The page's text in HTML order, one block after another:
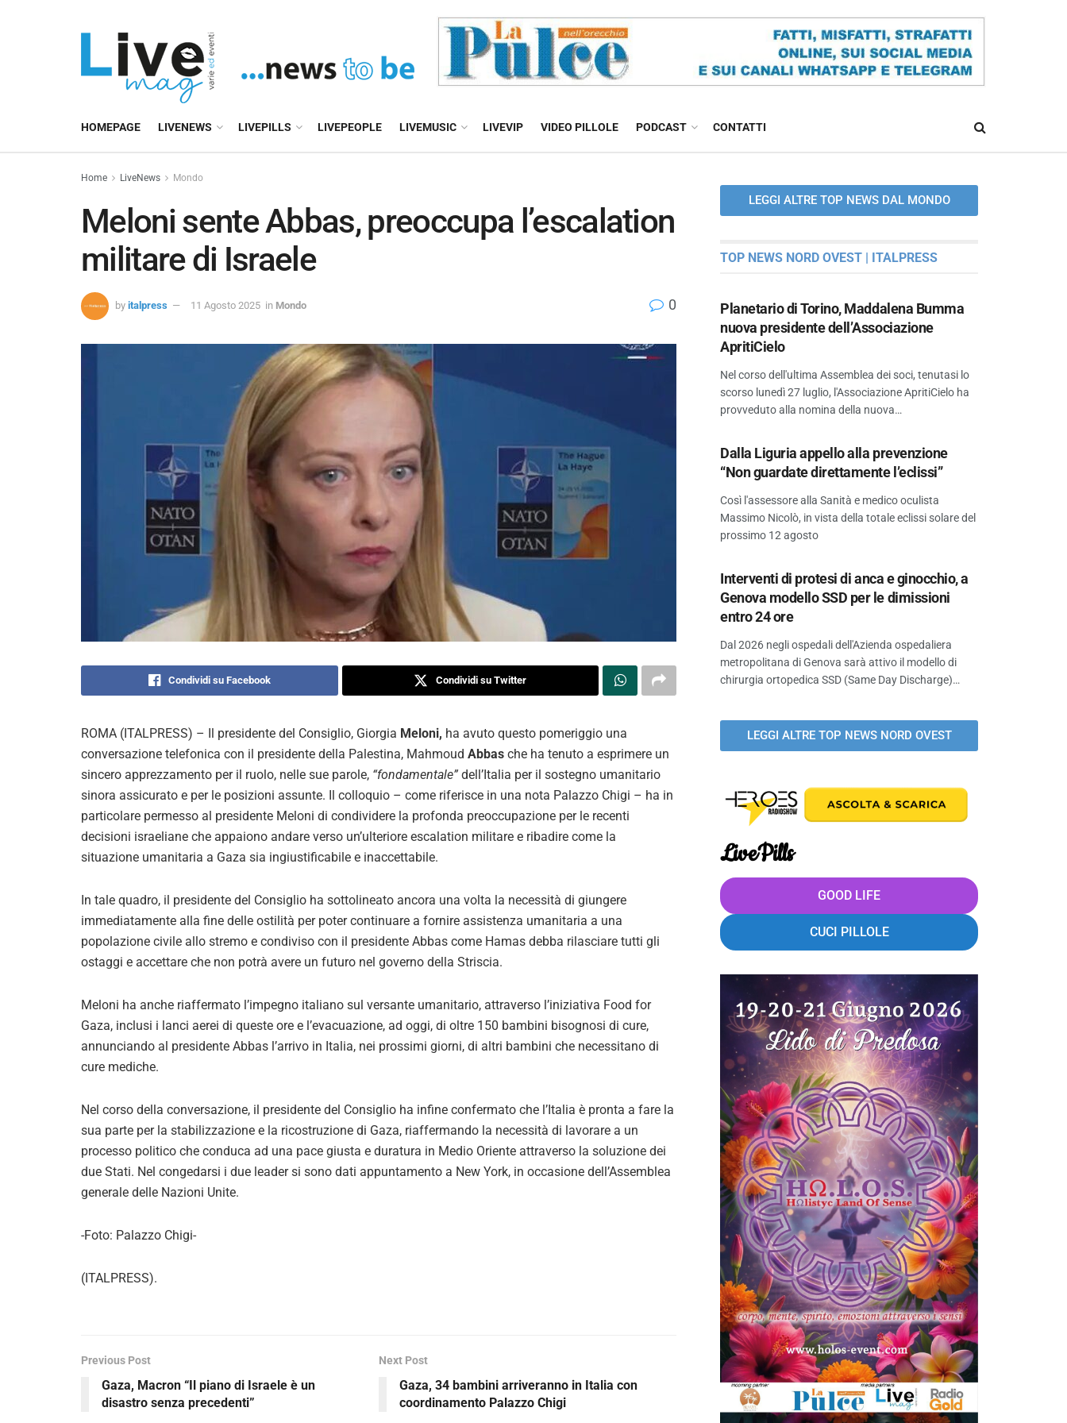
HOMEPAGE LIVENEWS LIVEPILLS LIVEPEOPLE LIVEMUSIC LIVEVIP VIDEO PILLOLE PODCAST CONTATTI
Home LiveNews Mondo
Meloni sente Abbas, preoccupa l’escalation
militare di Israele
by italpress 11 Agosto 2025 in Mondo 0
Condividi su Facebook Condividi su Twitter
ROMA (ITALPRESS) – Il presidente del Consiglio, Giorgia Meloni, ha avuto questo pomeriggio una
conversazione telefonica con il presidente della Palestina, Mahmoud Abbas che ha tenuto a esprimere un
sincero apprezzamento per il ruolo, nelle sue parole, “fondamentale” dell’Italia per il sostegno umanitario
sinora assicurato e per le posizioni assunte. Il colloquio – come riferisce in una nota Palazzo Chigi – ha in
particolare permesso al presidente Meloni di condividere la profonda preoccupazione per le recenti
decisioni israeliane che appaiono andare verso un’ulteriore escalation militare e ribadire come la
situazione umanitaria a Gaza sia ingiustificabile e inaccettabile.
In tale quadro, il presidente del Consiglio ha sottolineato ancora una volta la necessità di giungere
immediatamente alla fine delle ostilità per poter continuare a fornire assistenza umanitaria a una
popolazione civile allo stremo e condiviso con il presidente Abbas come Hamas debba rilasciare tutti gli
ostaggi e accettare che non potrà avere un futuro nel governo della Striscia.
Meloni ha anche riaffermato l’impegno italiano sul versante umanitario, attraverso l’iniziativa Food for
Gaza, inclusi i lanci aerei di queste ore e l’evacuazione, ad oggi, di oltre 150 bambini bisognosi di cure,
annunciando al presidente Abbas l’arrivo in Italia, nei prossimi giorni, di altri bambini che necessitano di
cure mediche.
Nel corso della conversazione, il presidente del Consiglio ha infine confermato che l’Italia è pronta a fare la
sua parte per la stabilizzazione e la ricostruzione di Gaza, riaffermando la necessità di lavorare a un
processo politico che conduca ad una pace giusta e duratura in Medio Oriente attraverso la soluzione dei
due Stati. Nel congedarsi i due leader si sono dati appuntamento a New York, in occasione dell’Assemblea
generale delle Nazioni Unite.
-Foto: Palazzo Chigi-
(ITALPRESS).
Previous Post
Gaza, Macron “Il piano di Israele è un
disastro senza precedenti”
Next Post
Gaza, 34 bambini arriveranno in Italia con
coordinamento Palazzo Chigi
LEGGI ALTRE TOP NEWS DAL MONDO
TOP NEWS NORD OVEST | ITALPRESS
Planetario di Torino, Maddalena Bumma
nuova presidente dell’Associazione
ApritiCielo
Nel corso dell'ultima Assemblea dei soci, tenutasi lo
scorso lunedì 27 luglio, l'Associazione ApritiCielo ha
provveduto alla nomina della nuova…
Dalla Liguria appello alla prevenzione
“Non guardate direttamente l’eclissi”
Così l'assessore alla Sanità e medico oculista
Massimo Nicolò, in vista della totale eclissi solare del
prossimo 12 agosto
Interventi di protesi di anca e ginocchio, a
Genova modello SSD per le dimissioni
entro 24 ore
Dal 2026 negli ospedali dell'Azienda ospedaliera
metropolitana di Genova sarà attivo il modello di
chirurgia ortopedica SSD (Same Day Discharge)…
LEGGI ALTRE TOP NEWS NORD OVEST
LivePills
GOOD LIFE
CUCI PILLOLE